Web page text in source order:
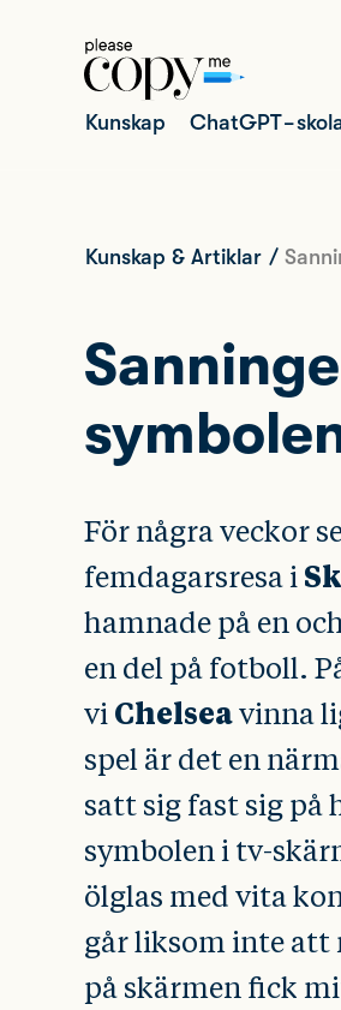
Kunskap ChatGPT-
Kunskap & Artiklar /
För några veckor
femdagarsresa i
hamnade på en
en del på fotboll.
vi Chelseavinna
spel är det en
satt sig fast sig på
symbolen i tv-
ölglas med vita
går liksom inte att
på skärmen fick